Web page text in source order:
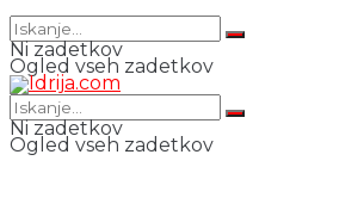
Ni zadetkov
Ogled vseh zadetkov
Ni zadetkov
Ogled vseh zadetkov